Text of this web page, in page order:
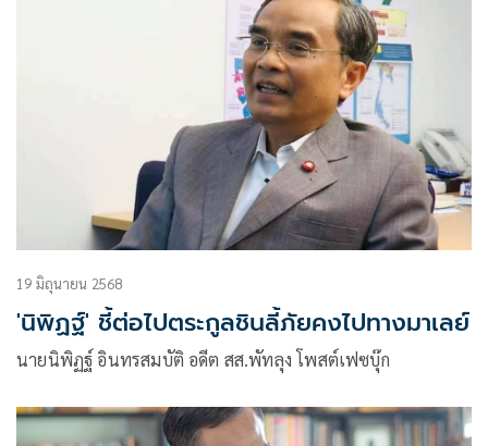
19 มิถุนายน 2568
'นิพิฏฐ์' ชี้ต่อไปตระกูลชินลี้ภัยคงไปทางมาเลย์
นายนิพิฏฐ์ อินทรสมบัติ อดีต สส.พัทลุง โพสต์เฟซบุ๊ก